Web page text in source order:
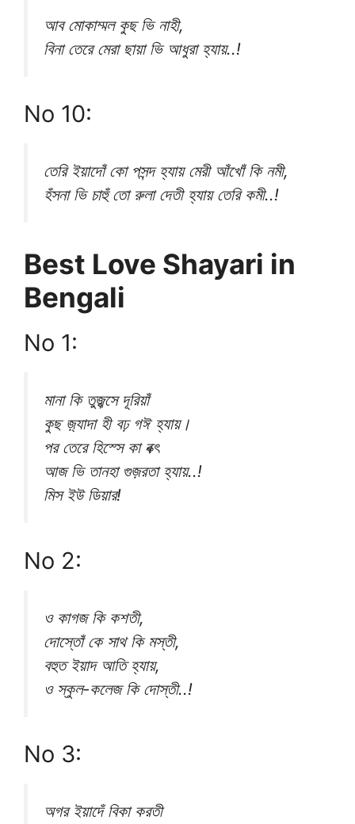
আব মোকাম্মল কুছ ভি নাহী,
বিনা তেরে মেরা ছায়া ভি আধুরা হ্যায়..!
No 10:
তেরি ইয়াদোঁ কো পসন্দ হ্যায় মেরী আঁখোঁ কি নমী,
হঁসনা ভি চাহুঁ তো রুলা দেতী হ্যায় তেরি কমী..!
Best Love Shayari in
Bengali
No 1:
মানা কি তুজ্ঝসে দূরিয়াঁ
কুছ জ়্যাদা হী বঢ় গঈ হ্যায়।
পর তেরে হিস্সে কা বক্ৎ
আজ ভি তানহা গুজ়রতা হ্যায়..!
মিস ইউ ডিয়ার!
No 2:
ও কাগজ কি কশতী,
দোস্তোঁ কে সাথ কি মস্তী,
বহুত ইয়াদ আতি হ্যায়,
ও স্কুল-কলেজ কি দোস্তী..!
No 3:
অগর ইয়াদেঁ বিকা করতী